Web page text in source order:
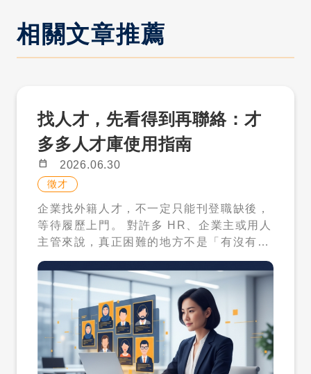
相關文章推薦
找人才，先看得到再聯絡：才
多多人才庫使用指南
calendar_today 2026.06.30
徵才
企業找外籍人才，不一定只能刊登職缺後，
等待履歷上門。 對許多 HR、企業主或用人
主管來說，真正困難的地方不是「有沒有開
職缺」，而是看不到足夠合適的人才資料，
也不知道目前職缺適合從哪一類外國人才開
始找。 才多多人才庫提供企業另一個更主動
的做法：先搜尋人才庫，先看履歷內容，確
認符合需求後，再決定是否解鎖聯絡方式。
一、找人才，不能只等履歷上門 職缺刊登
後，履歷不一定會主動進來；即使有履歷，